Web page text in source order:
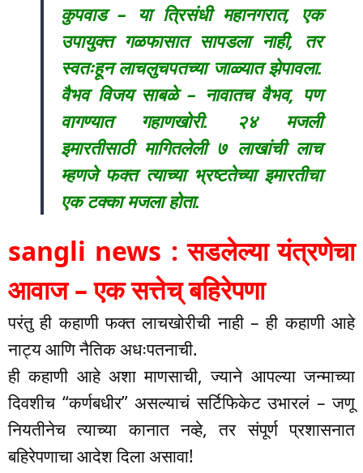
कुपवाड – या त्रिसंधी महानगरात, एक
उपायुक्त गळफासात सापडला नाही, तर
स्वतःहून लाचलुचपतच्या जाळ्यात झेपावला.
वैभव विजय साबळे – नावातच वैभव, पण
वागण्यात गहाणखोरी. २४ मजली
इमारतीसाठी मागितलेली ७ लाखांची लाच
म्हणजे फक्त त्याच्या भ्रष्टतेच्या इमारतीचा
एक टक्का मजला होता.
sangli news : सडलेल्या यंत्रणेचा
आवाज – एक सत्तेच् बहिरेपणा
परंतु ही कहाणी फक्त लाचखोरीची नाही – ही कहाणी आहे
नाट्य आणि नैतिक अधःपतनाची.
ही कहाणी आहे अशा माणसाची, ज्याने आपल्या जन्माच्या
दिवशीच “कर्णबधीर” असल्याचं सर्टिफिकेट उभारलं – जणू
नियतीनेच त्याच्या कानात नव्हे, तर संपूर्ण प्रशासनात
बहिरेपणाचा आदेश दिला असावा!